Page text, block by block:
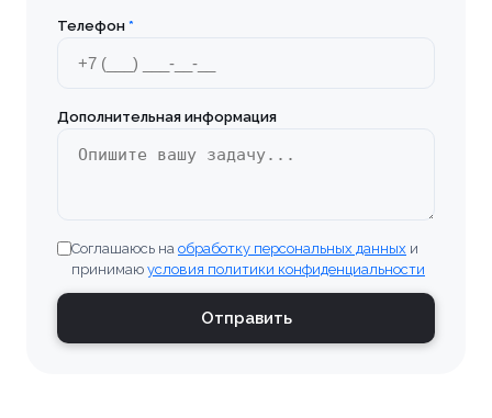
Телефон *
Дополнительная информация
Соглашаюсь на обработку персональных данных и
принимаю условия политики конфиденциальности
Отправить